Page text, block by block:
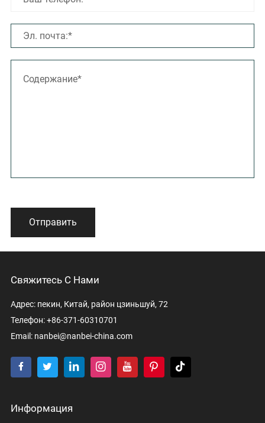
Отправить
Свяжитесь С Нами
Адрес: пекин, Китай, район цзиньшуй, 72
Телефон: +86-371-60310701
Email: nanbei@nanbei-china.com
Информация